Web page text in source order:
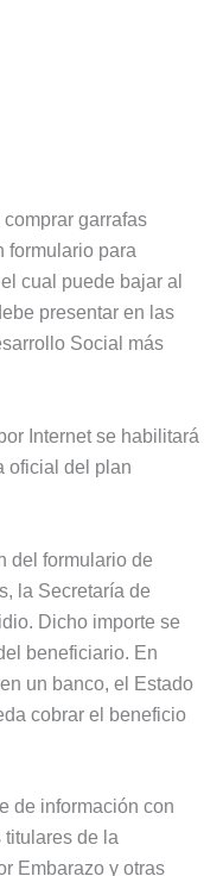
garrafas
formulario para
cual puede bajar al
presentar en las
Social más
Internet se habilitará
oficial del plan
del formulario de
la Secretaría de
Dicho importe se
beneficiario. En
un banco, el Estado
cobrar el beneficio
de información con
titulares de la
Embarazo y otras